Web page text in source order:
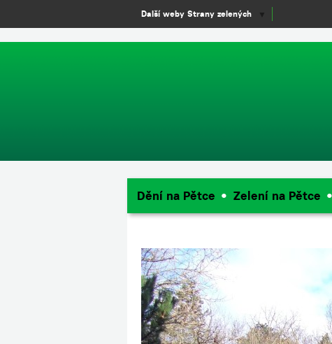
window.dataLayer = window.dataLayer || []; function
Dění na Pětce Zelení na Pětce
Další weby Strany zelených ▼